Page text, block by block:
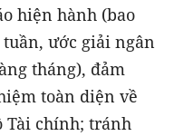
hiện hành (bao
ước giải ngân
tháng), đảm
toàn diện về
Tài chính; tránh